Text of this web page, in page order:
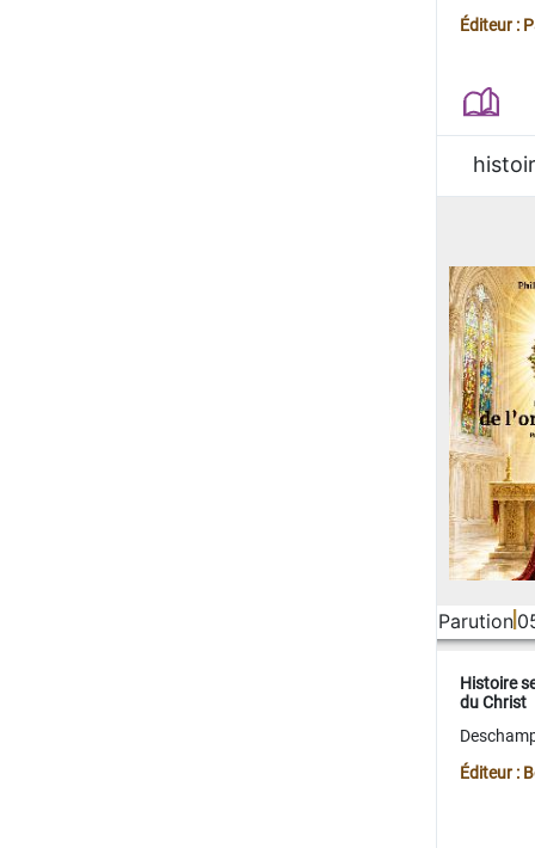
Juan
Éditeur :
Parution
Histoire
du Christ
Éditeur :